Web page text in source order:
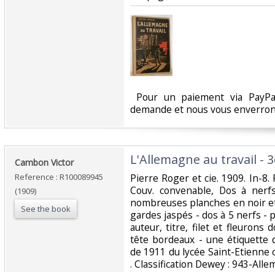
Pour un paiement via
demande et nous vous
‎Cambon Victor‎
Reference : R100089945
(1909)
See the book
‎L'Allemagne au travail -
‎Pierre Roger et cie. 1909. In-8.
Couv. convenable, Dos à
nombreuses planches en noir
gardes jaspés - dos à 5 nerfs
auteur, titre, filet et fleurons
tête bordeaux - une étiquette
de 1911 du lycée Saint-Etienne
. Classification Dewey : 943-